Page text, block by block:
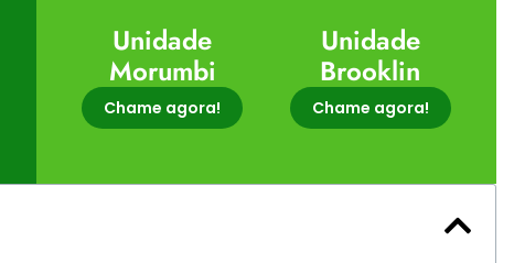
Unidade
Morumbi
Chame agora!
Unidade
Brooklin
Chame agora!